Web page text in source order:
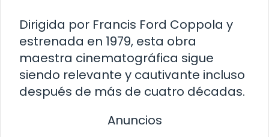
Dirigida por Francis Ford Coppola y
estrenada en 1979, esta obra
maestra cinematográfica sigue
siendo relevante y cautivante incluso
después de más de cuatro décadas.
Anuncios